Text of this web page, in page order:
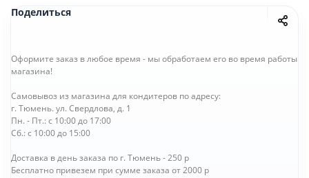
Поделиться
Оформите заказ в любое время - мы обработаем его во время работы
магазина!
Самовывоз из магазина для кондитеров по адресу:
г. Тюмень. ул. Свердлова, д. 1
Пн. - Пт.: с 10:00 до 17:00
Сб.: с 10:00 до 15:00
Доставка в день заказа по г. Тюмень - 250 р
Бесплатно привезем при сумме заказа от 2000 р